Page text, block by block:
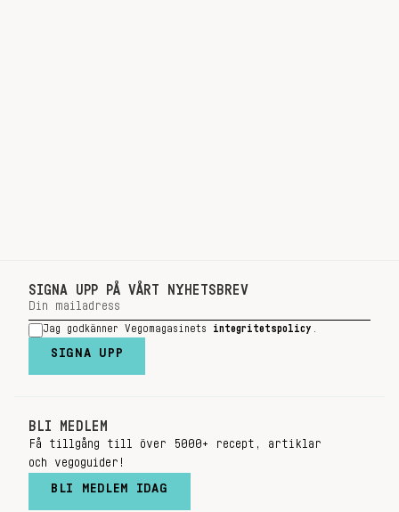
SIGNA UPP PÅ VÅRT NYHETSBREV
Jag godkänner Vegomagasinets integritetspolicy
SIGNA UPP
BLI MEDLEM
Få tillgång till över 5000+ recept, artiklar
och vegoguider!
BLI MEDLEM IDAG